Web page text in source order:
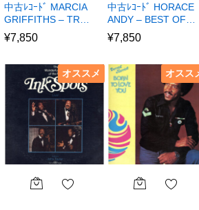
中古ﾚｺｰﾄﾞ MARCIA
GRIFFITHS – TR…
¥7,850
中古ﾚｺｰﾄﾞ HORACE
ANDY – BEST OF…
¥7,850
オススメ オスス